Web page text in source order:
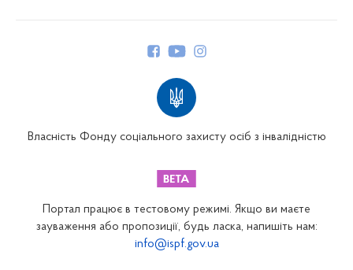
Закарпатське відділення
Запорізьке відділення
Власність Фонду соціального захисту осіб з інвалідністю
Портал працює в тестовому режимі. Якщо ви маєте
зауваження або пропозиції, будь ласка, напишіть нам:
info@ispf.gov.ua